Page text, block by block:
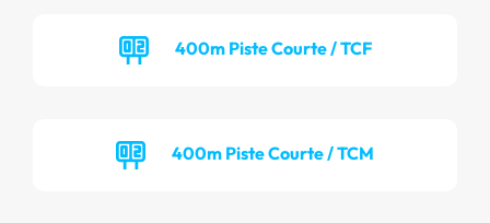
400m Piste Courte / TCF
400m Piste Courte / TCM